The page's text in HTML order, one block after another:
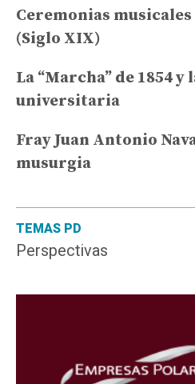
TEMAS PD
Perspectivas
Ceremonias
(Siglo XIX)
La “Marcha” de 1854
universitaria
Fray Juan Antonio
musurgia